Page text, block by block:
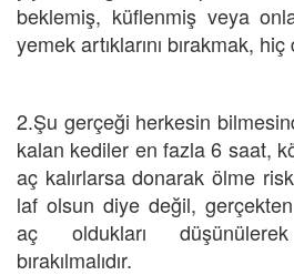
beklemiş, küflenmiş veya
yemek artıklarını bırakmak,
2.Şu gerçeği herkesin
kalan kediler en fazla 6 saat,
aç kalırlarsa donarak ölme
laf olsun diye değil, gerçekten
aç oldukları
bırakılmalıdır.